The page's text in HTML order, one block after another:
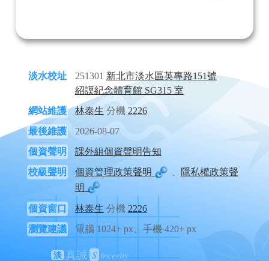
淡水校址 251301 新北市淡水區英專路151號
紹謨紀念體育館 SG315 室
網站維護
林泰生 分機 2226
最後維護
2026-08-07
個資聲明
課外組個資聲明告知
校級聲明
個資管理政策聲明 、
隱私權政策聲
明
個資窗口 林泰生 分機 2226
瀏覽建議
電腦 1024+ px、手機 420+ px
淡 真誠 S incerity